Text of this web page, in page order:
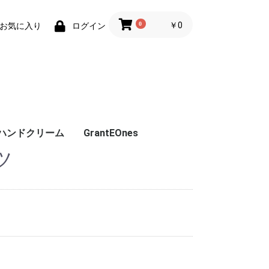
お気に入り ログイン 0 ￥0
ンドクリーム GrantEOnes